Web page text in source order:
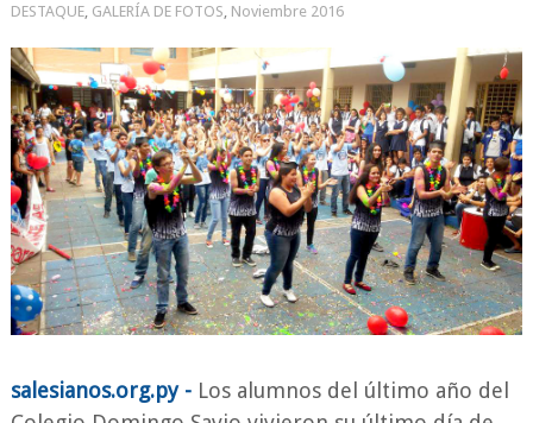
DESTAQUE, GALERÍA DE FOTOS Noviembre 2016
salesianos.org.py - Los alumnos del último año del